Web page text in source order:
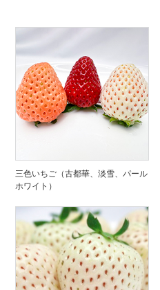
三色いちご（古都華、淡雪、パール
ホワイト）